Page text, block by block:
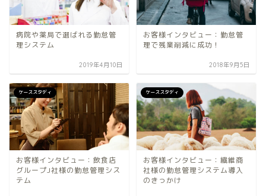
病院や薬局で選ばれる勤怠管
理システム
2019年4月10日
お客様インタビュー：勤怠管
理で残業削減に成功！
2018年9月5日
ケーススタディ
お客様インタビュー：飲食店
グループJ社様の勤怠管理シス
テム
ケーススタディ
お客様インタビュー：繊維商
社様の勤怠管理システム導入
のきっかけ